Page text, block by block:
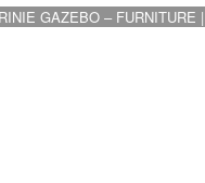
GAZEBO – FURNITURE